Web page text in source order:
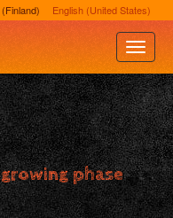
English (United States)
Toggle
phase